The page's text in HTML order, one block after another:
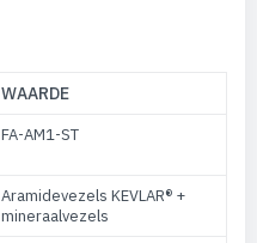
WAARDE
FA-AM1-ST
Aramidevezels KEVLAR® +
mineraalvezels